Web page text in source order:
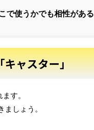
で使うかでも相性がある
キャスター」
す。
しょう。